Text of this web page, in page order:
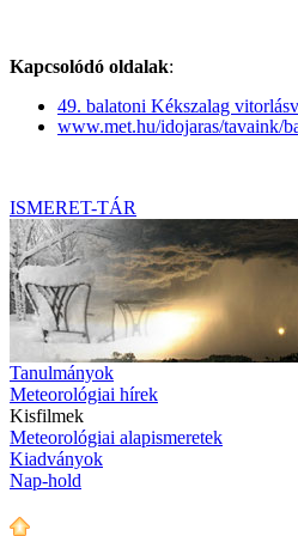
Kapcsolódó oldalak:
49. balatoni Kékszalag
www.met.hu/idojaras/tavaink/
ISMERET-TÁR
Tanulmányok
Meteorológiai hírek
Kisfilmek
Meteorológiai alapismeretek
Kiadványok
Nap-hold